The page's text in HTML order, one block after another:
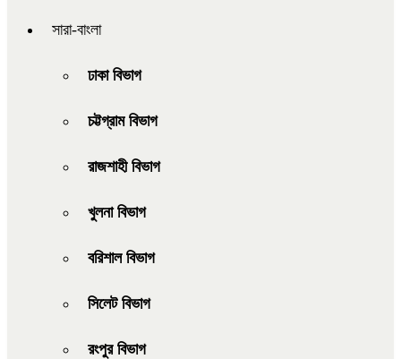
সারা-বাংলা
ঢাকা বিভাগ
চট্টগ্রাম বিভাগ
রাজশাহী বিভাগ
খুলনা বিভাগ
বরিশাল বিভাগ
সিলেট বিভাগ
রংপুর বিভাগ